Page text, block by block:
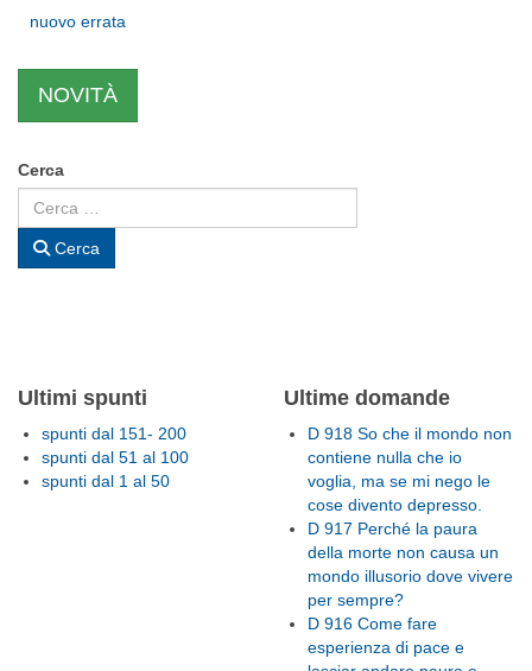
nuovo errata
NOVITÀ
Cerca
Cerca
Ultimi spunti
spunti dal 151- 200
spunti dal 51 al 100
spunti dal 1 al 50
Ultime domande
D 918 So che il mondo non
contiene nulla che io
voglia, ma se mi nego le
cose divento depresso.
D 917 Perché la paura
della morte non causa un
mondo illusorio dove vivere
per sempre?
D 916 Come fare
esperienza di pace e